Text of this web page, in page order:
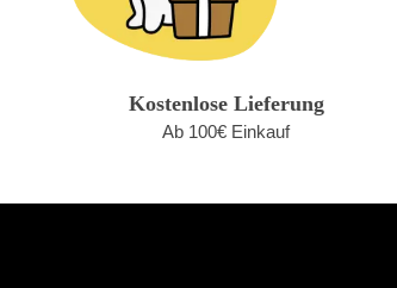
Kostenlose Lieferung
Ab 100€ Einkauf